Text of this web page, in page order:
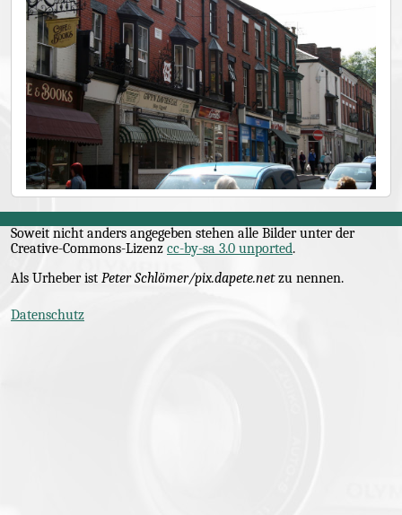
Soweit nicht anders angegeben stehen alle Bilder unter der
Creative-Commons-Lizenz cc-by-sa 3.0 unported.
Als Urheber ist Peter Schlömer/pix.dapete.netzu nennen.
Datenschutz